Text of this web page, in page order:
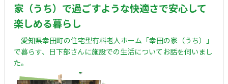
家（うち）で過ごすような快適さで安心して
楽しめる暮らし
愛知県幸田町の住宅型有料老人ホーム「幸田の家（うち）」
で暮らす、日下部さんに施設での生活についてお話を伺いまし
た。